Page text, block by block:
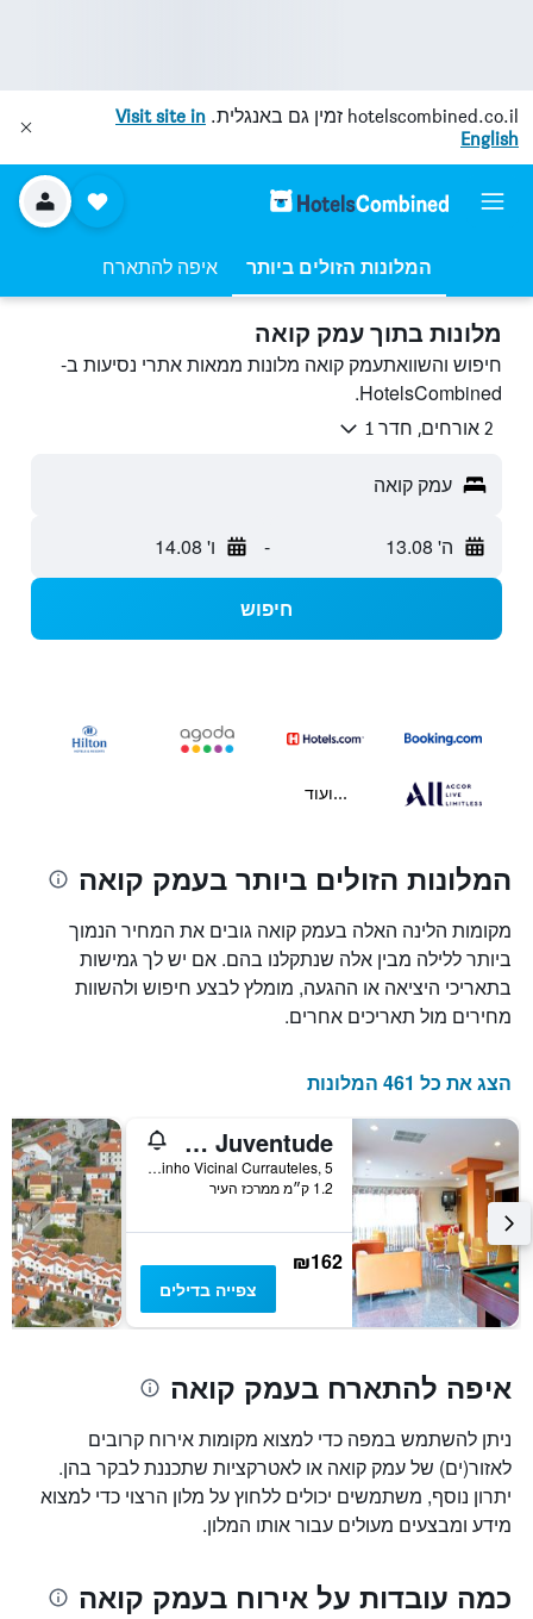
hotelscombined.co.il זמין גם באנגלית. Visit site in
English
המלונות הזולים ביותר איפה להתארח
מלונות בתוך עמק קואה
חיפוש והשוואתעמק קואה מלונות ממאות אתרי נסיעות ב-
HotelsCombined.
2 אורחים, חדר 1
עמק קואה
ה' 13.08 - ו' 14.08
חיפוש
...ועוד
המלונות הזולים ביותר בעמק קואה
מקומות הלינה האלה בעמק קואה גובים את המחיר הנמוך
ביותר ללילה מבין אלה שנתקלנו בהם. אם יש לך גמישות
בתאריכי היציאה או ההגעה, מומלץ לבצע חיפוש ולהשוות
מחירים מול תאריכים אחרים.
הצג את כל 461 המלונות
HI Foz Coa - Pousada de Juventude
Caminho Vicinal Currauteles, 5, וילבה נובה דה פוז קואה, מחוז גווארדה, פורטוגל
1.2 ק״מ ממרכז העיר
₪162
צפייה בדילים
איפה להתארח בעמק קואה
ניתן להשתמש במפה כדי למצוא מקומות אירוח קרובים
לאזור(ים) של עמק קואה או לאטרקציות שתכננת לבקר בהן.
יתרון נוסף, משתמשים יכולים ללחוץ על מלון הרצוי כדי למצוא
מידע ומבצעים מעולים עבור אותו המלון.
כמה עובדות על אירוח בעמק קואה